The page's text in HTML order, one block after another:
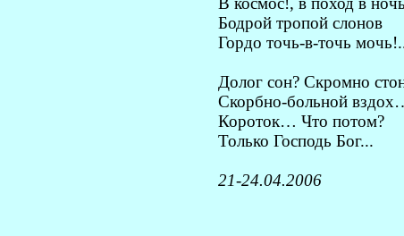
Бодрой тропой слонов
Гордо точь-в-точь
Долог сон? Скромно
Скорбно-больной
Короток… Что потом?
Только Господь Бог...
21-24.04.2006